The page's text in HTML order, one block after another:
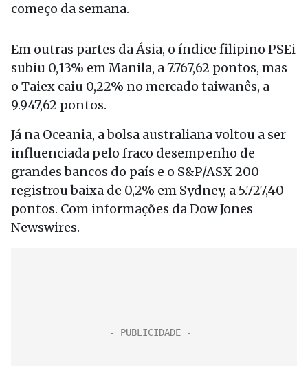
começo da semana.
Em outras partes da Ásia, o índice filipino PSEi
subiu 0,13% em Manila, a 7.767,62 pontos, mas
o Taiex caiu 0,22% no mercado taiwanês, a
9.947,62 pontos.
Já na Oceania, a bolsa australiana voltou a ser
influenciada pelo fraco desempenho de
grandes bancos do país e o S&P/ASX 200
registrou baixa de 0,2% em Sydney, a 5.727,40
pontos. Com informações da Dow Jones
Newswires.